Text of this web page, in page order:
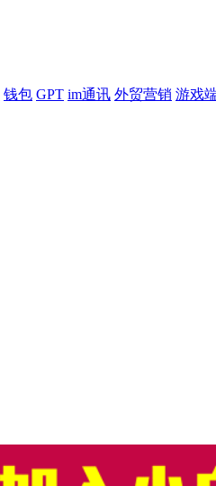
钱包 GPT im通讯 外贸营销 游戏